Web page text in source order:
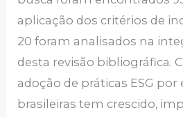
aplicação dos critérios de
20 foram analisados na
desta revisão bibliográfica.
adoção de práticas ESG por
brasileiras tem crescido,